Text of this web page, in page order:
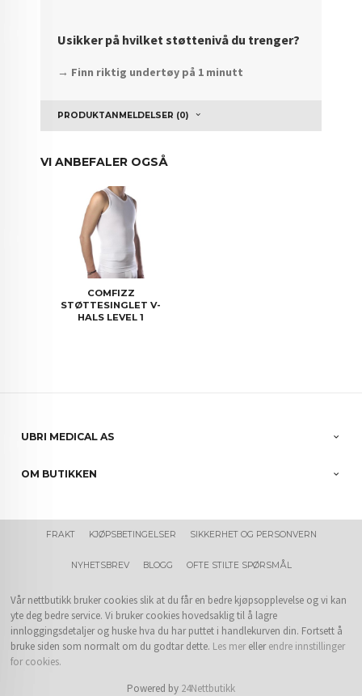
Usikker på hvilket støttenivå du trenger?
→ Finn riktig undertøy på 1 minutt
PRODUKTANMELDELSER (0)
VI ANBEFALER OGSÅ
COMFIZZ
STØTTESINGLET V-
HALS LEVEL 1
UBRI MEDICAL AS
OM BUTIKKEN
FRAKT KJØPSBETINGELSER SIKKERHET OG PERSONVERN
NYHETSBREV BLOGG OFTE STILTE SPØRSMÅL
Vår nettbutikk bruker cookies slik at du får en bedre kjøpsopplevelse og vi kan
yte deg bedre service. Vi bruker cookies hovedsaklig til å lagre
innloggingsdetaljer og huske hva du har puttet i handlekurven din. Fortsett å
bruke siden som normalt om du godtar dette. Les mer ellerendre innstillinger
for cookies.
Powered by 24Nettbutikk